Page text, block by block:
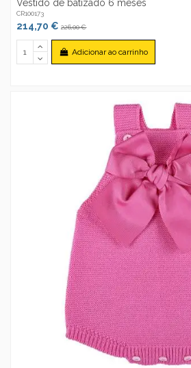
Vestido de batizado 6 meses
CR100173
214,70 €226,00 €
Adicionar ao carrinho